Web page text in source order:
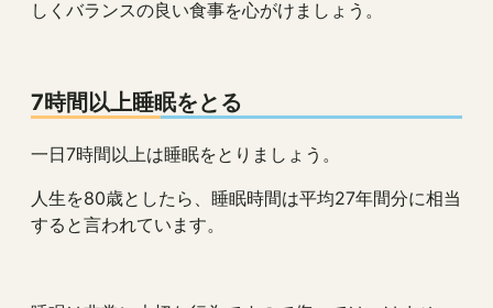
しくバランスの良い食事を心がけましょう。
7時間以上睡眠をとる
一日7時間以上は睡眠をとりましょう。
人生を80歳としたら、睡眠時間は平均27年間分に相当
すると言われています。